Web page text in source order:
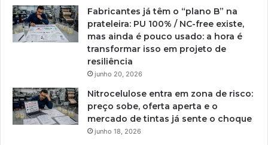
Fabricantes já têm o “plano B” na
prateleira: PU 100% / NC-free existe,
mas ainda é pouco usado: a hora é
transformar isso em projeto de
resiliência
junho 20, 2026
Nitrocelulose entra em zona de risco:
preço sobe, oferta aperta e o
mercado de tintas já sente o choque
junho 18, 2026